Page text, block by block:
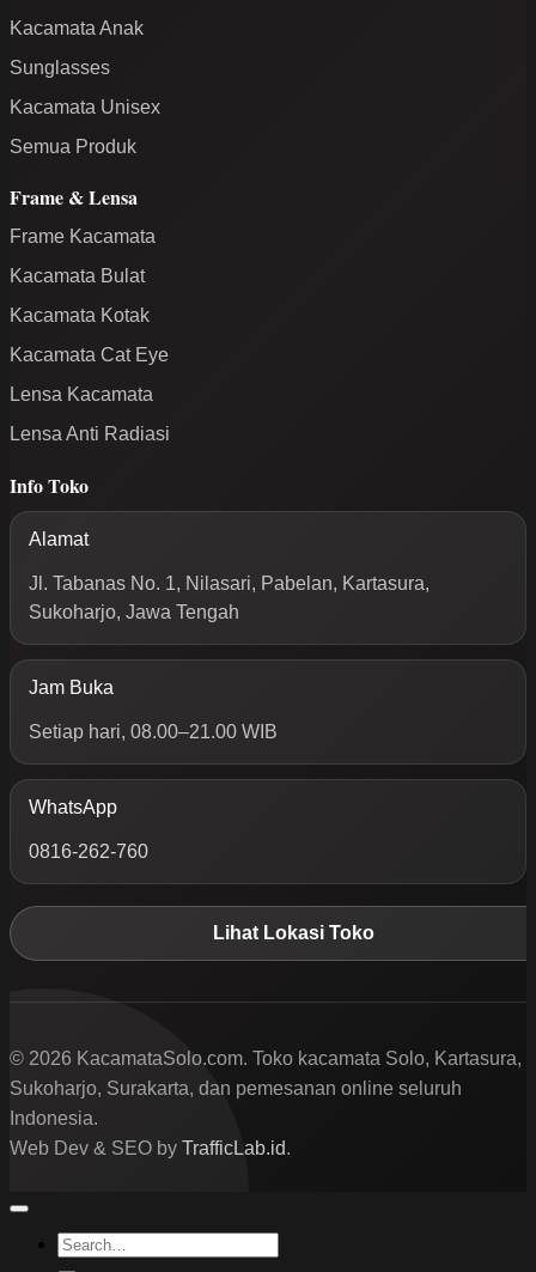
Kacamata Anak
Sunglasses
Kacamata Unisex
Semua Produk
Frame & Lensa
Frame Kacamata
Kacamata Bulat
Kacamata Kotak
Kacamata Cat Eye
Lensa Kacamata
Lensa Anti Radiasi
Info Toko
Alamat
Jl. Tabanas No. 1, Nilasari, Pabelan, Kartasura,
Sukoharjo, Jawa Tengah
Jam Buka
Setiap hari, 08.00–21.00 WIB
WhatsApp
0816-262-760
Lihat Lokasi Toko
© 2026 KacamataSolo.com. Toko kacamata Solo, Kartasura,
Sukoharjo, Surakarta, dan pemesanan online seluruh
Indonesia.
Web Dev & SEO by TrafficLab.id.
Search
for: